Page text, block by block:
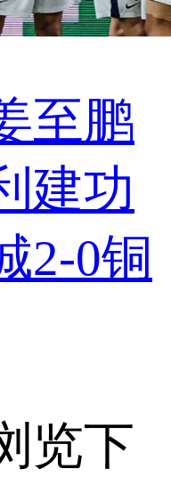
至鹏
建功
2-0铜
览下